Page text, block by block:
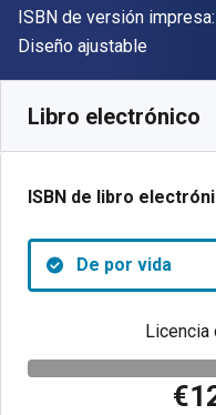
ISBN de versión impresa:
Formato
Diseño ajustable
Libro electrónico
ISBN de libro
De por vida
Licencia